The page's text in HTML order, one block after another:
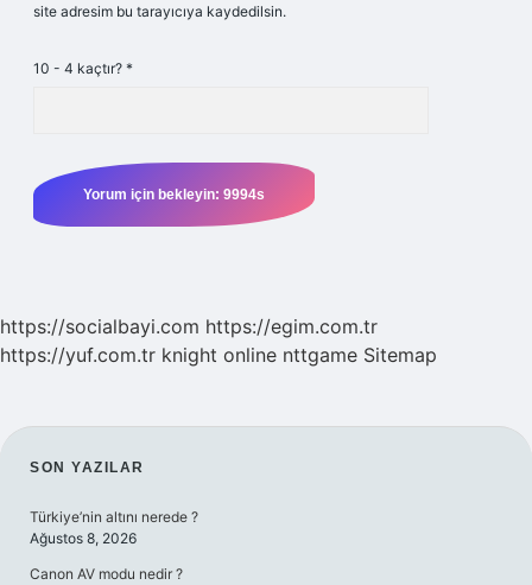
site adresim bu tarayıcıya kaydedilsin.
10 - 4 kaçtır? *
https://socialbayi.com https://egim.com.tr
https://yuf.com.tr knight online nttgame Sitemap
SIDEBAR
SON YAZILAR
Türkiye’nin altını nerede ?
Ağustos 8, 2026
Canon AV modu nedir ?